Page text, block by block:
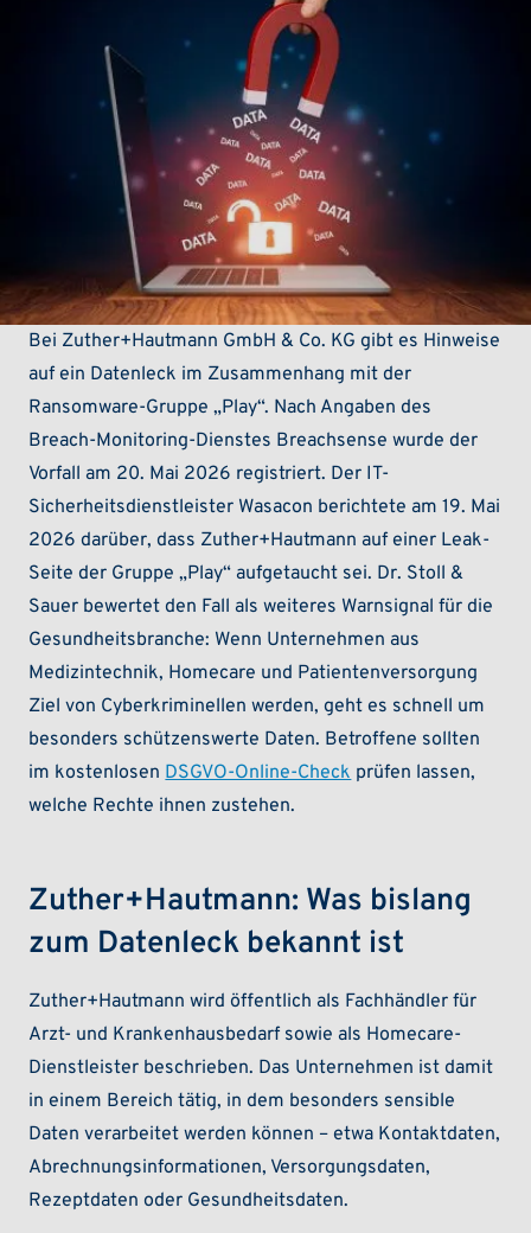
Bei Zuther+Hautmann GmbH & Co. KG gibt es Hinweise
auf ein Datenleck im Zusammenhang mit der
Ransomware-Gruppe „Play“. Nach Angaben des
Breach-Monitoring-Dienstes Breachsense wurde der
Vorfall am 20. Mai 2026 registriert. Der IT-
Sicherheitsdienstleister Wasacon berichtete am 19. Mai
2026 darüber, dass Zuther+Hautmann auf einer Leak-
Seite der Gruppe „Play“ aufgetaucht sei. Dr. Stoll &
Sauer bewertet den Fall als weiteres Warnsignal für die
Gesundheitsbranche: Wenn Unternehmen aus
Medizintechnik, Homecare und Patientenversorgung
Ziel von Cyberkriminellen werden, geht es schnell um
besonders schützenswerte Daten. Betroffene sollten
im kostenlosenDSGVO-Online-Checkprüfen lassen,
welche Rechte ihnen zustehen.
Zuther+Hautmann: Was bislang
zum Datenleck bekannt ist
Zuther+Hautmann wird öffentlich als Fachhändler für
Arzt- und Krankenhausbedarf sowie als Homecare-
Dienstleister beschrieben. Das Unternehmen ist damit
in einem Bereich tätig, in dem besonders sensible
Daten verarbeitet werden können – etwa Kontaktdaten,
Abrechnungsinformationen, Versorgungsdaten,
Rezeptdaten oder Gesundheitsdaten.